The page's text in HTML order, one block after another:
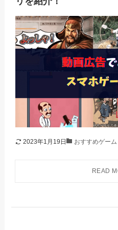
2023年1月19日 おすすめゲーム